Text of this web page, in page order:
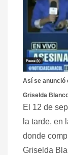
Así se anunció
Griselda
El 12 de
la tarde, en
donde
Griselda